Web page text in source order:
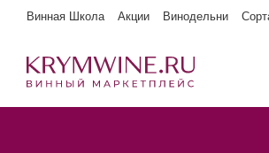
Винная Школа Акции Винодельни